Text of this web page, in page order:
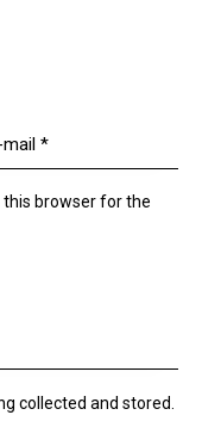
this browser for the
collected and stored.